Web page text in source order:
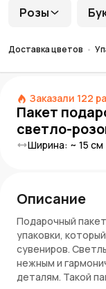
Розы
Доставка цветов
Заказали 122
Пакет
светло-
Ширина: ~ 15 см
Описание
Подарочный
упаковки,
сувениров.
нежным и
деталям. Такой